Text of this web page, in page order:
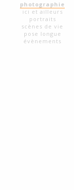
photographie
ici et ailleurs
portraits
scènes de vie
pose longue
évènements